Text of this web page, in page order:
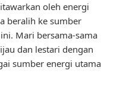
oleh energi
beralih ke sumber
Mari bersama-sama
dan lestari dengan
sumber energi utama